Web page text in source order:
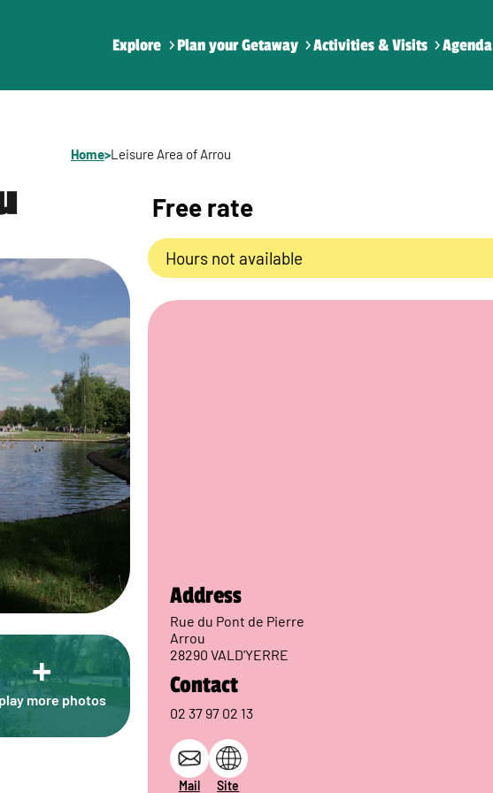
Explore Plan your Getaway Activities & Visits Agenda
Home>Leisure Area of Arrou
+
more photos
Free rate
Hours not available
Address
Rue du Pont de Pierre
Arrou
28290 VALD'YERRE
Contact
02 37 97 02 13
Mail Site